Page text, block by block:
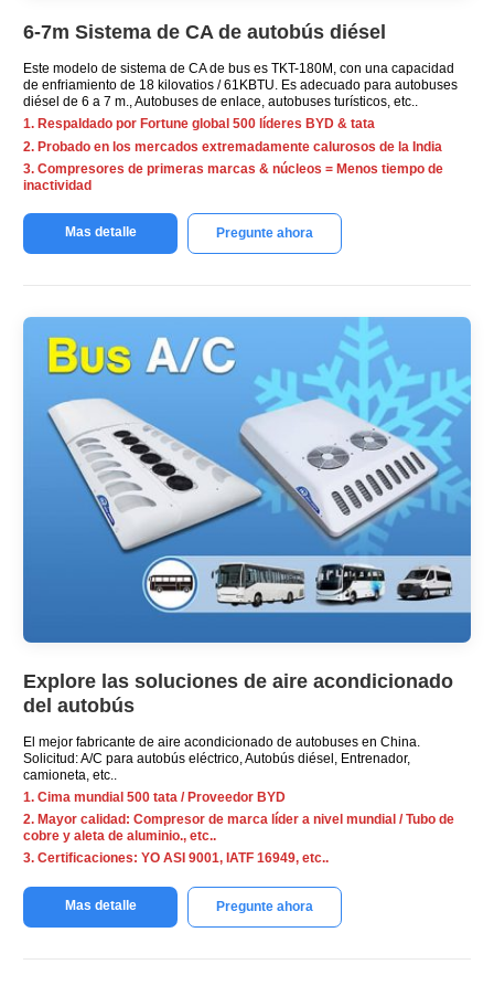
6-7m Sistema de CA de autobús diésel
Este modelo de sistema de CA de bus es TKT-180M, con una capacidad
de enfriamiento de 18 kilovatios / 61KBTU. Es adecuado para autobuses
diésel de 6 a 7 m., Autobuses de enlace, autobuses turísticos, etc..
1. Respaldado por Fortune global 500 líderes BYD & tata
2. Probado en los mercados extremadamente calurosos de la India
3. Compresores de primeras marcas & núcleos = Menos tiempo de
inactividad
Mas detalle Pregunte ahora
Explore las soluciones de aire acondicionado
del autobús
El mejor fabricante de aire acondicionado de autobuses en China.
Solicitud: A/C para autobús eléctrico, Autobús diésel, Entrenador,
camioneta, etc..
1. Cima mundial 500 tata / Proveedor BYD
2. Mayor calidad: Compresor de marca líder a nivel mundial / Tubo de
cobre y aleta de aluminio., etc..
3. Certificaciones: YO ASI 9001, IATF 16949, etc..
Mas detalle Pregunte ahora